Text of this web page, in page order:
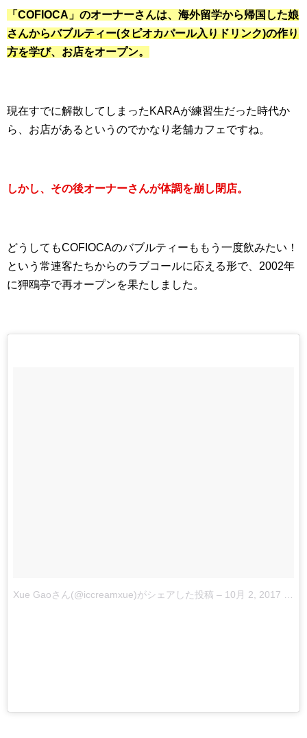
「COFIOCA」のオーナーさんは、海外留学から帰国した娘
さんからバブルティー(タピオカパール入りドリンク)の作り
方を学び、お店をオープン。
現在すでに解散してしまったKARAが練習生だった時代か
ら、お店があるというのでかなり老舗カフェですね。
しかし、その後オーナーさんが体調を崩し閉店。
どうしてもCOFIOCAのバブルティーももう一度飲みたい！
という常連客たちからのラブコールに応える形で、2002年
に狎鴎亭で再オープンを果たしました。
Xue Gaoさん(@iccreamxue)がシェアした投稿 – 10月 2, 2017 at 9:10午後 PDT